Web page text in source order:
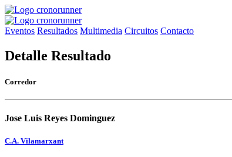
Eventos Resultados Multimedia Circuitos Contacto
Detalle Resultado
Corredor
Jose Luis Reyes Dominguez
C.A. Vilamarxant